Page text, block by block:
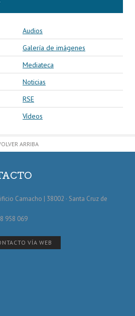
Audios
Galería de imágenes
Mediateca
Noticias
RSE
Vídeos
ARRIBA
Camacho | 38002 · Santa Cruz de
958 069
VÍA WEB